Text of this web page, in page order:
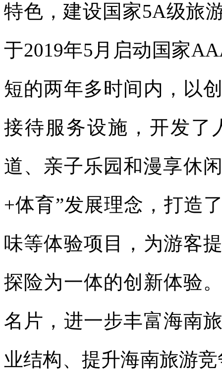
特色，建设国家5A级旅
于2019年5月启动国家
短的两年多时间内，以
接待服务设施，开发了
道、亲子乐园和漫享休
+体育”发展理念，打造
味等体验项目，为游客
探险为一体的创新体验
名片，进一步丰富海南
业结构、提升海南旅游